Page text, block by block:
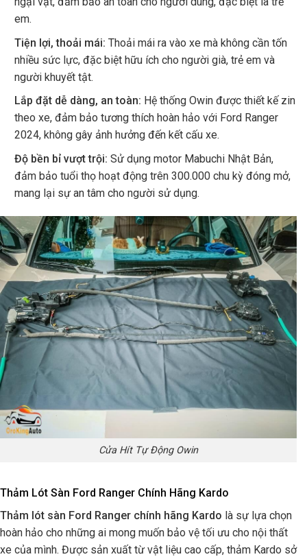
em.
Tiện lợi, thoải mái: Thoải mái ra vào xe mà không cần tốn
nhiều sức lực, đặc biệt hữu ích cho người già, trẻ em và
người khuyết tật.
Lắp đặt dễ dàng, an toàn: Hệ thống Owin được thiết kế zin
theo xe, đảm bảo tương thích hoàn hảo với Ford Ranger
2024, không gây ảnh hưởng đến kết cấu xe.
Độ bền bỉ vượt trội: Sử dụng motor Mabuchi Nhật Bản,
đảm bảo tuổi thọ hoạt động trên 300.000 chu kỳ đóng mở,
mang lại sự an tâm cho người sử dụng.
Cửa Hít Tự Động Owin
Thảm Lót Sàn Ford Ranger Chính Hãng Kardo
Thảm lót sàn Ford Ranger chính hãng Kardo là sự lựa chọn
hoàn hảo cho những ai mong muốn bảo vệ tối ưu cho nội thất
xe của mình. Được sản xuất từ vật liệu cao cấp, thảm Kardo sở